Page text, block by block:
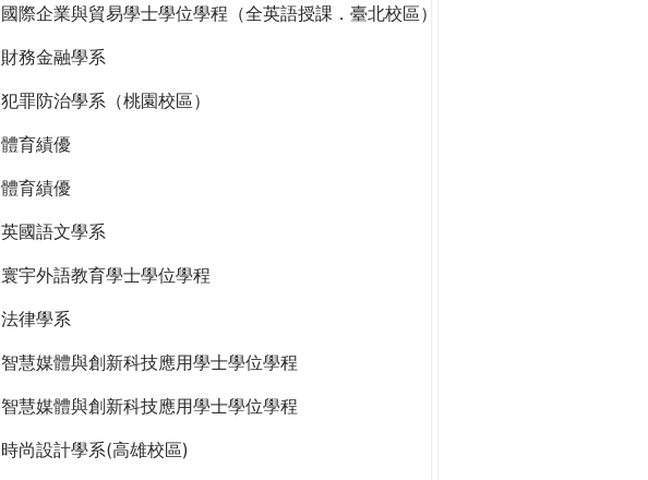
國際企業與貿易學士學位學程（全英語授課．臺北校區）
財務金融學系
犯罪防治學系（桃園校區）
體育績優
體育績優
英國語文學系
寰宇外語教育學士學位學程
法律學系
智慧媒體與創新科技應用學士學位學程
智慧媒體與創新科技應用學士學位學程
時尚設計學系(高雄校區)